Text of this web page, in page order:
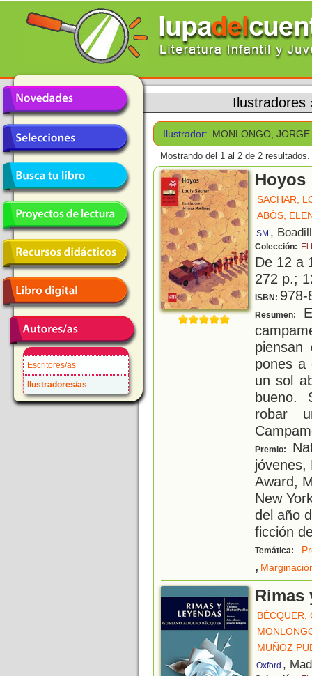
Escritores/as
Ilustradores/as
Ilustradores
Ilustrador: MONLONGO, JORGE
Mostrando del 1 al 2 de 2 resultados.
Hoyos
SACHAR,
ABÓS,
SM ,
Colección: El
De 12 a
272 p.;
ISBN: 978-
Resumen:
pones a
un sol
bueno.
robar
Premio:
jóvenes,
Award,
New
del año
ficción
Temática:
,
Rimas
BÉCQUER,
MUÑOZ
Oxford ,